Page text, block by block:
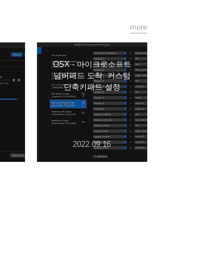
OSX - 마이크로소프트
넘버패드 도착. 커스텀
단축키패드 설정
2022.09.16
more